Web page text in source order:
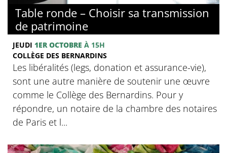
Table ronde – Choisir sa transmission
de patrimoine
JEUDI 1ER OCTOBRE À 15H
COLLÈGE DES BERNARDINS
Les libéralités (legs, donation et assurance-vie),
sont une autre manière de soutenir une œuvre
comme le Collège des Bernardins. Pour y
répondre, un notaire de la chambre des notaires
de Paris et l...